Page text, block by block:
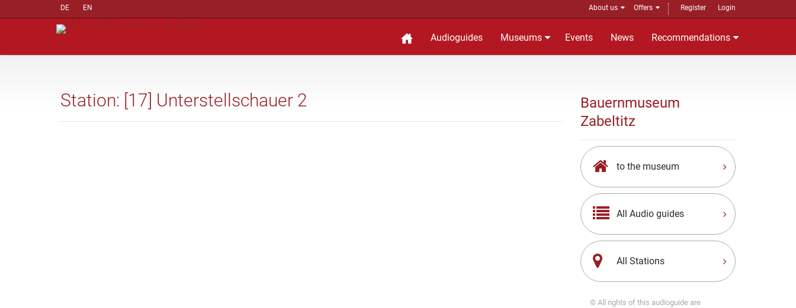
DE EN About us Offers Register Login
Audioguides Museums Events News Recommendations
Station: [17] Unterstellschauer 2
Bauernmuseum
Zabeltitz
to the museum
All Audio guides
All Stations
© All rights of this audioguide are